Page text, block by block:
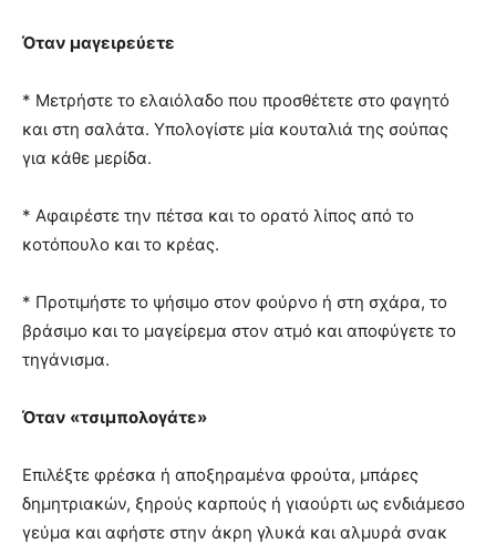
Όταν μαγειρεύετε
* Μετρήστε το ελαιόλαδο που προσθέτετε στο φαγητό
και στη σαλάτα. Υπολογίστε μία κουταλιά της σούπας
για κάθε μερίδα.
* Αφαιρέστε την πέτσα και το ορατό λίπος από το
κοτόπουλο και το κρέας.
* Προτιμήστε το ψήσιμο στον φούρνο ή στη σχάρα, το
βράσιμο και το μαγείρεμα στον ατμό και αποφύγετε το
τηγάνισμα.
Όταν «τσιμπολογάτε»
Επιλέξτε φρέσκα ή αποξηραμένα φρούτα, μπάρες
δημητριακών, ξηρούς καρπούς ή γιαούρτι ως ενδιάμεσο
γεύμα και αφήστε στην άκρη γλυκά και αλμυρά σνακ